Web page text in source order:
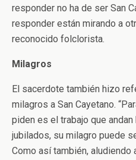
responder no ha de ser San
responder están mirando a
reconocido folclorista.
Milagros
El sacerdote también hizo
milagros a San Cayetano.
piden es el trabajo que andan
jubilados, su milagro puede
Como así también, aludiendo